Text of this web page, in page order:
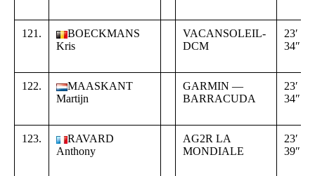
121.
BOECKMANS
Kris
VACANSOLEIL-
DCM
23′
34″
122.
MAASKANT
Martijn
GARMIN —
BARRACUDA
23′
34″
123.
RAVARD
Anthony
AG2R LA
MONDIALE
23′
39″